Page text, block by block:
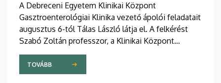
A Debreceni Egyetem Klinikai Központ
Gasztroenterológiai Klinika vezető ápolói feladatait
augusztus 6-tól Tálas László látja el. A felkérést
Szabó Zoltán professzor, a Klinikai Központ
elnöke, valamint Szőllősi Anna ápolási és
szakdolgozói igazgató adta át pénteken
ünnepélyes keretek között az Elnöki Hivatalban.
TOVÁBB